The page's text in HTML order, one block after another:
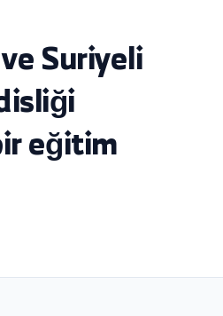
ve Suriyeli
bir eğitim